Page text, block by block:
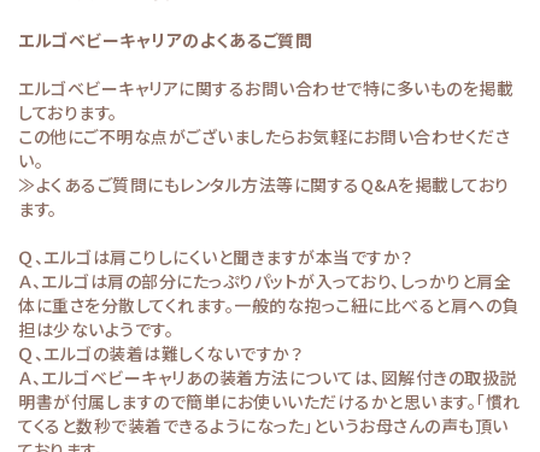
エルゴベビーキャリアのよくあるご質問
エルゴベビーキャリアに関するお問い合わせで特に多いものを掲載
しております。
この他にご不明な点がございましたらお気軽にお問い合わせくださ
い。
≫よくあるご質問にもレンタル方法等に関するQ&Aを掲載しており
ます。
Ｑ、エルゴは肩こりしにくいと聞きますが本当ですか？
Ａ、エルゴは肩の部分にたっぷりパットが入っており、しっかりと肩全
体に重さを分散してくれます。一般的な抱っこ紐に比べると肩への負
担は少ないようです。
Ｑ、エルゴの装着は難しくないですか？
Ａ、エルゴベビーキャリあの装着方法については、図解付きの取扱説
明書が付属しますので簡単にお使いいただけるかと思います。「慣れ
てくると数秒で装着できるようになった」というお母さんの声も頂い